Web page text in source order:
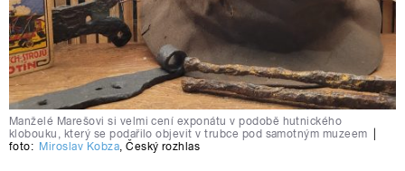
Manželé Marešovi si velmi cení exponátu v podobě hutnického
klobouku, který se podařilo objevit v trubce pod samotným muzeem
foto: Miroslav Kobza ,Český rozhlas